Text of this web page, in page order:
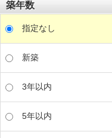
築年数
指定なし
新築
3年以内
5年以内